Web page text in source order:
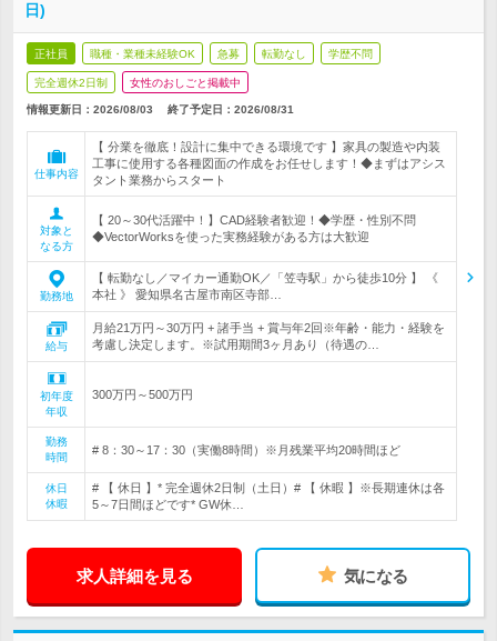
日)
正社員 職種・業種未経験OK 急募 転勤なし 学歴不問
完全週休2日制 女性のおしごと掲載中
情報更新日：2026/08/03 終了予定日： 2026/08/31
仕事内容
【 分業を徹底！設計に集中できる環境です 】家具の製造や内装
工事に使用する各種図面の作成をお任せします！◆まずはアシス
タント業務からスタート
対象と
なる方
【 20～30代活躍中！】CAD経験者歓迎！◆学歴・性別不問
◆VectorWorksを使った実務経験がある方は大歓迎
勤務地
【 転勤なし／マイカー通勤OK／「笠寺駅」から徒歩10分 】 《
本社 》 愛知県名古屋市南区寺部…
給与
月給21万円～30万円 + 諸手当 + 賞与年2回※年齢・能力・経験を
考慮し決定します。※試用期間3ヶ月あり（待遇の…
初年度
年収
300万円～500万円
勤務
時間
# 8：30～17：30（実働8時間）※月残業平均20時間ほど
休日
休暇
# 【 休日 】* 完全週休2日制（土日）# 【 休暇 】※長期連休は各
5～7日間ほどです* GW休…
求人詳細を見る 気になる